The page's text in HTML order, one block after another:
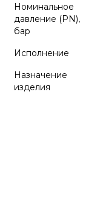
Номинальное
давление (PN),
бар
Исполнение
Назначение
изделия